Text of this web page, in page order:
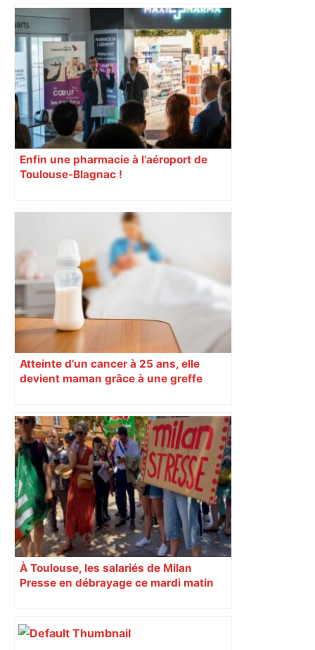
Enfin une pharmacie à l’aéroport de
Toulouse-Blagnac !
Atteinte d’un cancer à 25 ans, elle
devient maman grâce à une greffe
À Toulouse, les salariés de Milan
Presse en débrayage ce mardi matin